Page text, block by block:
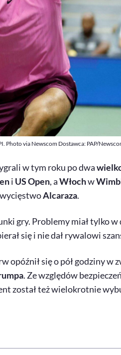
Photo via Newscom Dostawca: PAP/
w tym roku po dwa
i US Open, aWłochw
Alcaraza.
gry. Problemy miał tylko w
się i nie dał rywalowi
opóźnił się o pół godziny w
. Ze względów
został też wielokrotnie